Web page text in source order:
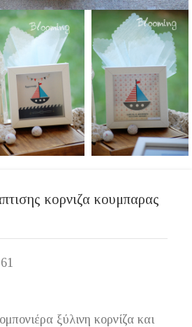
κορνιζα κουμπαρας
ξύλινη κορνίζα και